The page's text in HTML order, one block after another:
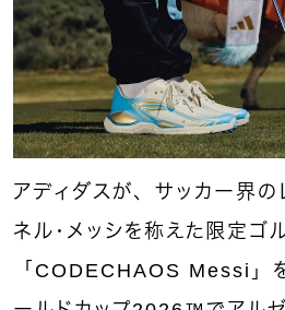
アディダスが、サッカー界の
ネル・メッシを称えた限定ゴ
「CODECHAOS Messi」